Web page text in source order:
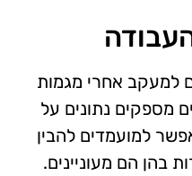
למעקב אחרי מגמות
מספקים נתונים על
למועמדים להבין
בהן הם מעוניינים.